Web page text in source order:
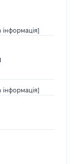
інформація]
інформація]